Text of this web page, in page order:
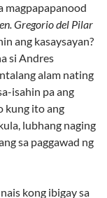
magpapapanood
Gregorio del Pilar
ang kasaysayan?
si Andres
alam nating
isahin pa ang
kung ito ang
lubhang naging
sa paggawad ng
kong ibigay sa